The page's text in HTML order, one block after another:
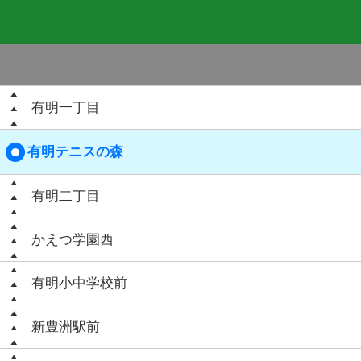
有明一丁目
有明テニスの森
有明二丁目
かえつ学園西
有明小中学校前
新豊洲駅前